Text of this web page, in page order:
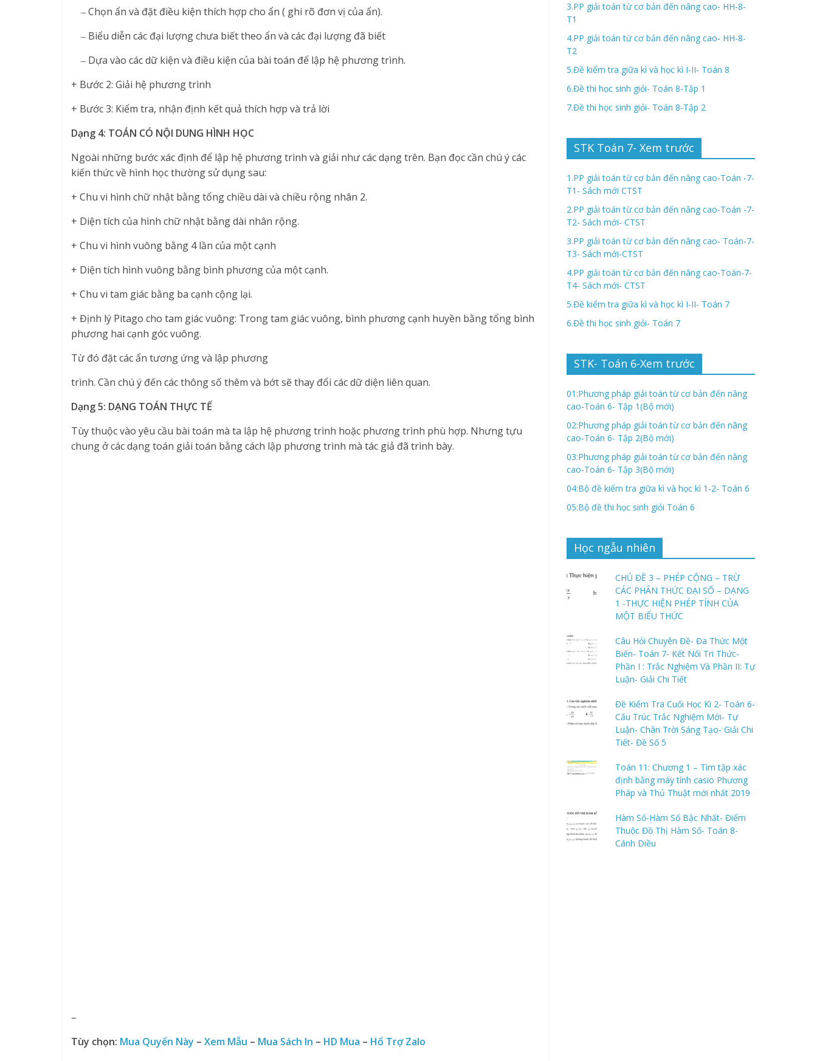
‒ Chọn ẩn và đặt điều kiện thích hợp cho ẩn ( ghi rõ đơn vị của ẩn).
‒ Biểu diễn các đại lượng chưa biết theo ẩn và các đại lượng đã biết
‒ Dựa vào các dữ kiện và điều kiện của bài toán để lập hệ phương trình.
+ Bước 2: Giải hệ phương trình
+ Bước 3: Kiểm tra, nhận định kết quả thích hợp và trả lời
Dạng 4: TOÁN CÓ NỘI DUNG HÌNH HỌC
Ngoài những bước xác định để lập hệ phương trình và giải như các dạng trên. Bạn đọc cần chú ý các
kiến thức về hình học thường sử dụng sau:
+ Chu vi hình chữ nhật bằng tổng chiều dài và chiều rộng nhân 2.
+ Diện tích của hình chữ nhật bằng dài nhân rộng.
+ Chu vi hình vuông bằng 4 lần của một cạnh
+ Diện tích hình vuông bằng bình phương của một cạnh.
+ Chu vi tam giác bằng ba cạnh cộng lại.
+ Định lý Pitago cho tam giác vuông: Trong tam giác vuông, bình phương cạnh huyền bằng tổng bình
phương hai cạnh góc vuông.
Từ đó đặt các ẩn tương ứng và lập phương
trình. Cần chú ý đến các thông số thêm và bớt sẽ thay đổi các dữ diện liên quan.
Dạng 5: DẠNG TOÁN THỰC TẾ
Tùy thuộc vào yêu cầu bài toán mà ta lập hệ phương trình hoặc phương trình phù hợp. Nhưng tựu
chung ở các dạng toán giải toán bằng cách lập phương trình mà tác giả đã trình bày.
–
Tùy chọn: Mua Quyển Này – Xem Mẫu – Mua Sách In – HD Mua – Hổ Trợ Zalo
3.PP giải toán từ cơ bản đến nâng cao- HH-8-
T1
4.PP giải toán từ cơ bản đến nâng cao- HH-8-
T2
5.Đề kiểm tra giữa kì và học kì I-II- Toán 8
6.Đề thi học sinh giỏi- Toán 8-Tập 1
7.Đề thi học sinh giỏi- Toán 8-Tập 2
STK Toán 7- Xem trước
1.PP giải toán từ cơ bản đến nâng cao-Toán -7-
T1- Sách mới CTST
2.PP giải toán từ cơ bản đến nâng cao-Toán -7-
T2- Sách mới- CTST
3.PP giải toán từ cơ bản đến nâng cao- Toán-7-
T3- Sách mới-CTST
4.PP giải toán từ cơ bản đến nâng cao-Toán-7-
T4- Sách mới- CTST
5.Đề kiểm tra giữa kì và học kì I-II- Toán 7
6.Đề thi học sinh giỏi- Toán 7
STK- Toán 6-Xem trước
01:Phương pháp giải toán từ cơ bản đến nâng
cao-Toán 6- Tập 1(Bộ mới)
02:Phương pháp giải toán từ cơ bản đến nâng
cao-Toán 6- Tập 2(Bộ mới)
03:Phương pháp giải toán từ cơ bản đến nâng
cao-Toán 6- Tập 3(Bộ mới)
04:Bộ đề kiểm tra giữa kì và học kì 1-2- Toán 6
05:Bộ đề thi học sinh giỏi Toán 6
Học ngẫu nhiên
CHỦ ĐỀ 3 – PHÉP CỘNG – TRỪ
CÁC PHÂN THỨC ĐẠI SỐ – DẠNG
1 -THỰC HIỆN PHÉP TÍNH CỦA
MỘT BIỂU THỨC
Câu Hỏi Chuyên Đề- Đa Thức Một
Biến- Toán 7- Kết Nối Tri Thức-
Phần I : Trắc Nghiệm Và Phần II: Tự
Luận- Giải Chi Tiết
Đề Kiểm Tra Cuối Học Kì 2- Toán 6-
Cấu Trúc Trắc Nghiệm Mới- Tự
Luận- Chân Trời Sáng Tạo- Giải Chi
Tiết- Đề Số 5
Toán 11: Chương 1 – Tìm tập xác
định bằng máy tính casio Phương
Pháp và Thủ Thuật mới nhất 2019
Hàm Số-Hàm Số Bậc Nhất- Điểm
Thuộc Đồ Thị Hàm Số- Toán 8-
Cánh Diều